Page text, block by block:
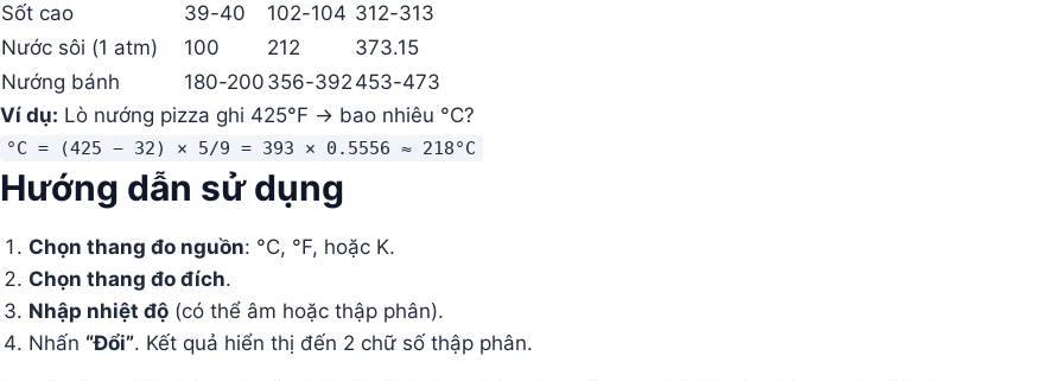
Sốt cao 39-40 102-104 312-313
Nước sôi (1 atm)
100 212
373.15
Nướng bánh
180-200 356-392 453-473
Ví dụ: Lò nướng pizza ghi 425°F → bao nhiêu °C?
°C = (425 − 32) × 5/9 = 393 × 0.5556 ≈ 218°C
Hướng dẫn sử dụng
Chọn thang đo nguồn: °C, °F, hoặc K.
Chọn thang đo đích.
Nhập nhiệt độ (có thể âm hoặc thập phân).
Nhấn “Đổi”. Kết quả hiển thị đến 2 chữ số thập phân.